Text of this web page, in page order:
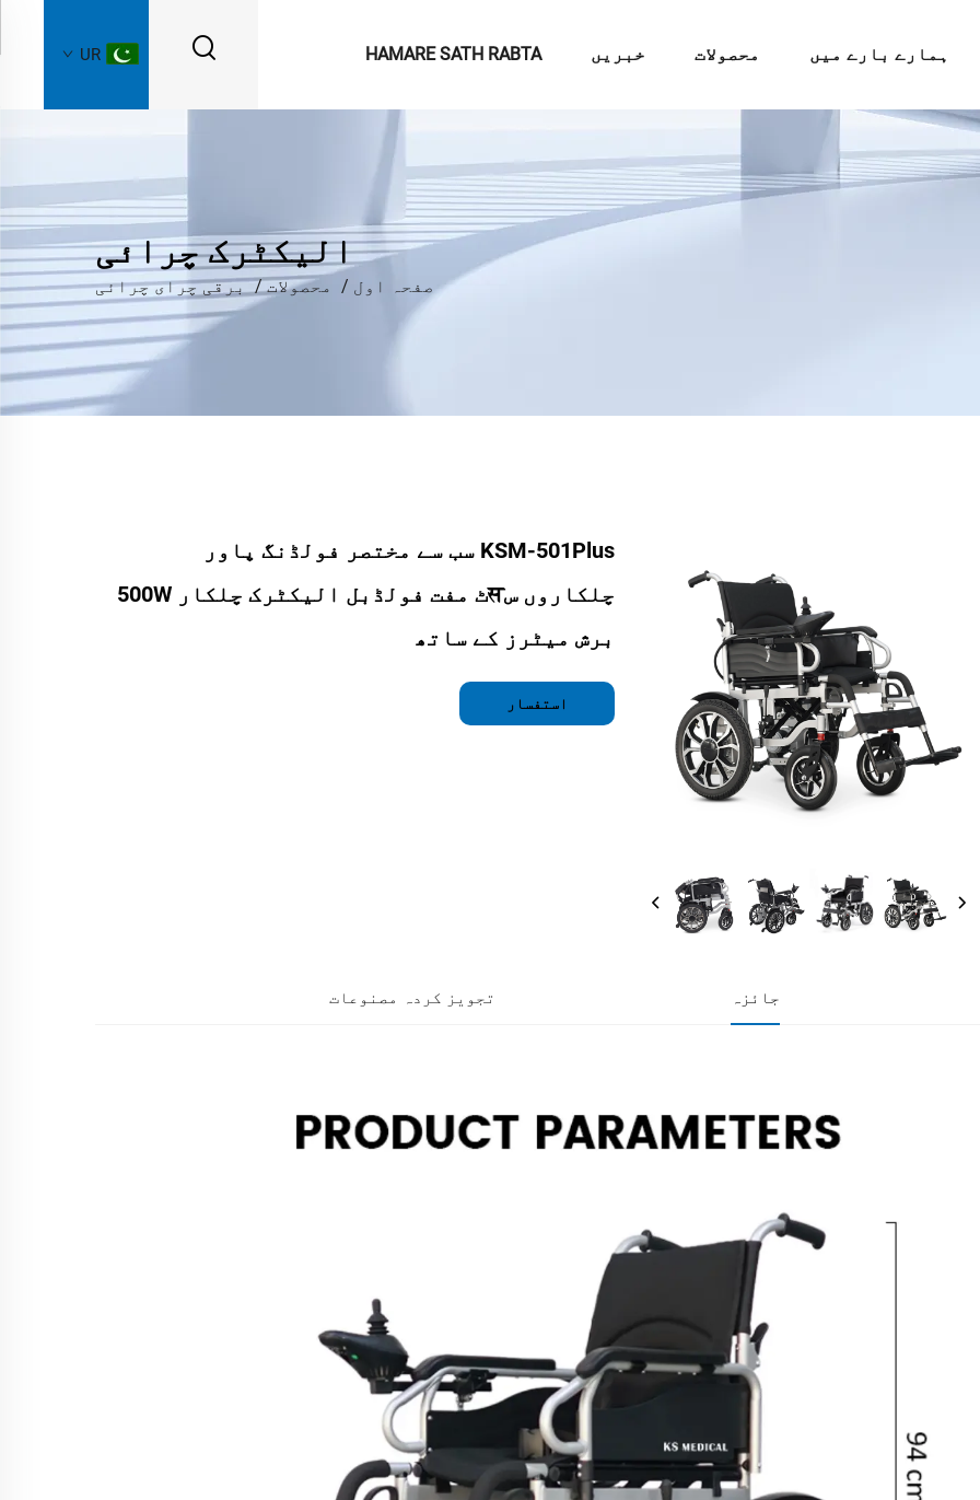
ہمارے بارے میں محصولات خبریں HAMARE SATH RABTA
UR
الیکٹرک چرائی
صفحہ اول / محصولات/برقی چرای چرائی
KSM-501Plus سب سے مختصر فولڈنگ پاور
چلکاروں سसٹ مفت فولڈبل الیکٹرک چلکار 500W
برش میٹرز کے ساتھ
استفسار
جائزہ تجویز کردہ مصنوعات